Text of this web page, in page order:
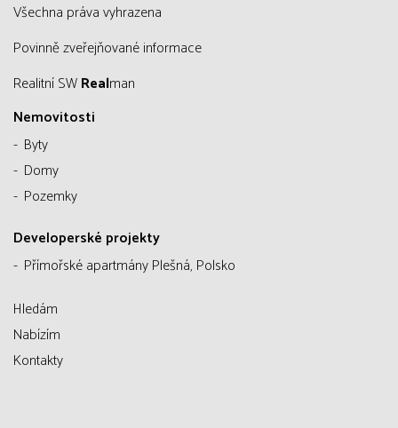
všechna práva vyhrazena
Povinně zveřejňované informace
Realitní SWRealman
Nemovitosti
Byty
Domy
Pozemky
Developerské projekty
Přímořské apartmány Plešná, Polsko
Hledám
Nabízím
Kontakty